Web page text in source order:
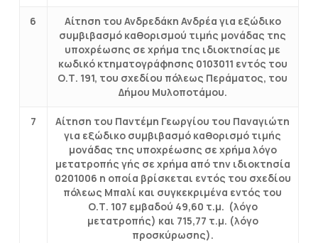
6
Αίτηση του Ανδρεδάκη Ανδρέα για εξώδικο
συμβιβασμό καθορισμού τιμής μονάδας της
υποχρέωσης σε χρήμα της ιδιοκτησίας με
κωδικό κτηματογράφησης 0103011 εντός του
Ο.Τ. 191, του σχεδίου πόλεως Περάματος, του
Δήμου Μυλοποτάμου.
7
Αίτηση του Παντέμη Γεωργίου του Παναγιώτη
για εξώδικο συμβιβασμό καθορισμό τιμής
μονάδας της υποχρέωσης σε χρήμα λόγο
μετατροπής γής σε χρήμα από την ιδιοκτησία
0201006 η οποία βρίσκεται εντός του σχεδίου
πόλεως Μπαλί και συγκεκριμένα εντός του
Ο.Τ. 107 εμβαδού 49,60 τ.μ. (λόγο
μετατροπής) και 715,77 τ.μ. (λόγο
προσκύρωσης).